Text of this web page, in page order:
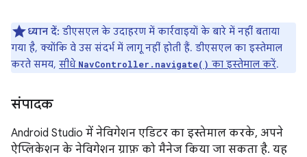
ध्यान दें: डीएसएल के उदाहरण में कार्रवाइयों के बारे में नहीं बताया
गया है, क्योंकि वे उस संदर्भ में लागू नहीं होती हैं. डीएसएल का इस्तेमाल
करते समय, सीधे NavController.navigate() का इस्तेमाल करें.
संपादक
Android Studio में नेविगेशन एडिटर का इस्तेमाल करके, अपने
ऐप्लिकेशन के नेविगेशन ग्राफ़ को मैनेज किया जा सकता है. यह